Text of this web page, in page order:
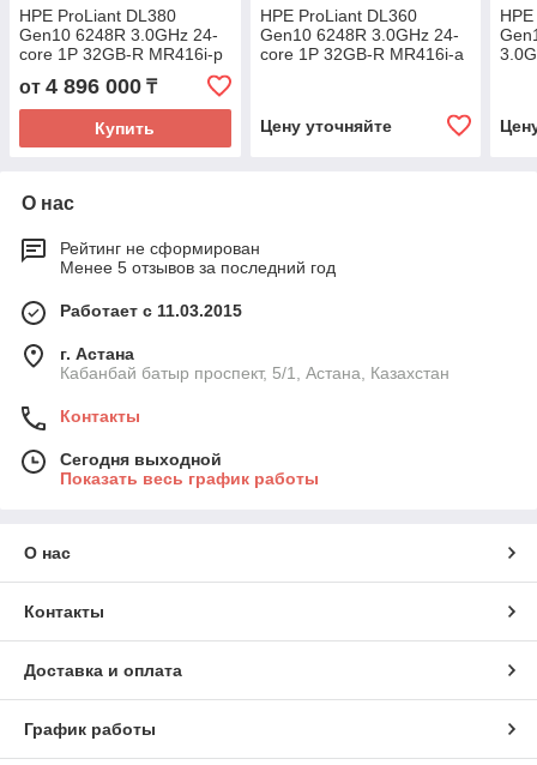
HPE ProLiant DL380
Gen10 6248R 3.0GHz 24-
core 1P 32GB-R MR416i-p
Server
от 4 896 000 ₸
Купить
HPE ProLiant DL360
Gen10 6248R 3.0GHz 24-
core 1P 32GB-R MR416i-a
Цену уточняйте
О нас
Рейтинг не сформирован
Менее 5 отзывов за последний год
Работает с 11.03.2015
г. Астана
Кабанбай батыр проспект, 5/1, Астана, Казахстан
Контакты
Сегодня выходной
Показать весь график работы
О нас
Контакты
Доставка и оплата
График работы